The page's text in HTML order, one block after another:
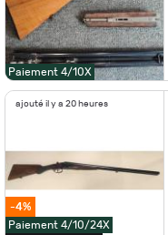
Paiement 4/10X
ajouté il y a 20 heures
-4%
Paiement 4/10/24X